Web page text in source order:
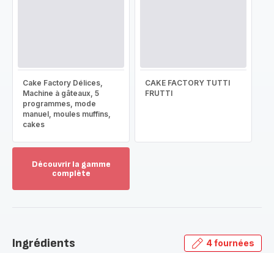
Cake Factory Délices,
Machine à gâteaux, 5
programmes, mode
manuel, moules muffins,
cakes
CAKE FACTORY TUTTI
FRUTTI
Découvrir la gamme
complète
gamme
Ingrédients 4 fournées